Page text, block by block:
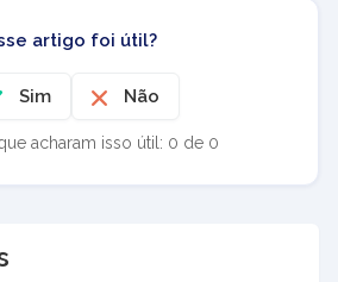
artigo foi útil?
Sim Não
acharam isso útil: 0 de 0